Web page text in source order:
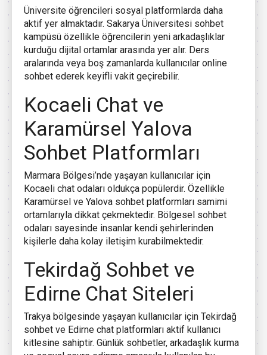
Üniversite öğrencileri sosyal platformlarda daha
aktif yer almaktadır. Sakarya Üniversitesi sohbet
kampüsü özellikle öğrencilerin yeni arkadaşlıklar
kurduğu dijital ortamlar arasında yer alır. Ders
aralarında veya boş zamanlarda kullanıcılar online
sohbet ederek keyifli vakit geçirebilir.
Kocaeli Chat ve
Karamürsel Yalova
Sohbet Platformları
Marmara Bölgesi’nde yaşayan kullanıcılar için
Kocaeli chat odaları oldukça popülerdir. Özellikle
Karamürsel ve Yalova sohbet platformları samimi
ortamlarıyla dikkat çekmektedir. Bölgesel sohbet
odaları sayesinde insanlar kendi şehirlerinden
kişilerle daha kolay iletişim kurabilmektedir.
Tekirdağ Sohbet ve
Edirne Chat Siteleri
Trakya bölgesinde yaşayan kullanıcılar için Tekirdağ
sohbet ve Edirne chat platformları aktif kullanıcı
kitlesine sahiptir. Günlük sohbetler, arkadaşlık kurma